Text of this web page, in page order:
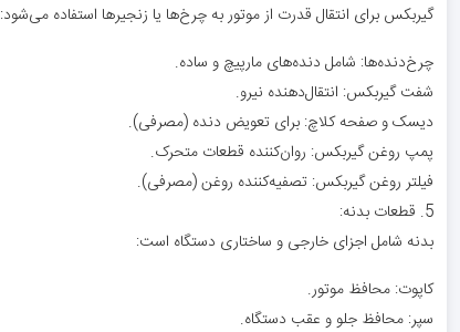
گیربکس برای انتقال قدرت از موتور به چرخ‌ها یا زنجیرها استفاده می‌شود:
چرخ‌دنده‌ها: شامل دنده‌های مارپیچ و ساده.
شفت گیربکس: انتقال‌دهنده نیرو.
دیسک و صفحه کلاچ: برای تعویض دنده (مصرفی).
پمپ روغن گیربکس: روان‌کننده قطعات متحرک.
فیلتر روغن گیربکس: تصفیه‌کننده روغن (مصرفی).
5. قطعات بدنه:
بدنه شامل اجزای خارجی و ساختاری دستگاه است:
کاپوت: محافظ موتور.
سپر: محافظ جلو و عقب دستگاه.